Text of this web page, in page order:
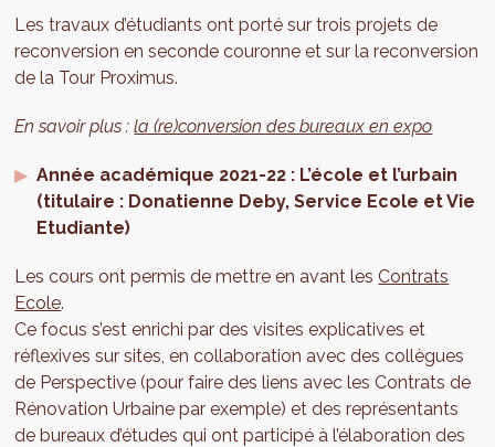
Les travaux d’étudiants ont porté sur trois projets de
reconversion en seconde couronne et sur la reconversion
de la Tour Proximus.
En savoir plus :la (re)conversion des bureaux en expo
Année académique 2021-22 : L’école et l’urbain
(titulaire : Donatienne Deby, Service Ecole et Vie
Etudiante)
Les cours ont permis de mettre en avant lesContrats
Ecole.
Ce focus s’est enrichi par des visites explicatives et
réflexives sur sites, en collaboration avec des collègues
de Perspective (pour faire des liens avec les Contrats de
Rénovation Urbaine par exemple) et des représentants
de bureaux d’études qui ont participé à l’élaboration des